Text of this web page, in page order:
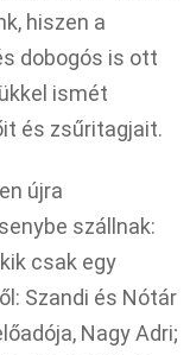
hiszen a
dobogós is ott
ismét
és zsűritagjait.
újra
szállnak:
csak egy
Szandi és Nótár
Nagy Adri;